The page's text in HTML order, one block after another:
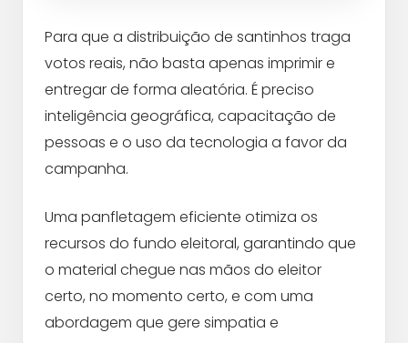
Para que a distribuição de santinhos traga
votos reais, não basta apenas imprimir e
entregar de forma aleatória. É preciso
inteligência geográfica, capacitação de
pessoas e o uso da tecnologia a favor da
campanha.
Uma panfletagem eficiente otimiza os
recursos do fundo eleitoral, garantindo que
o material chegue nas mãos do eleitor
certo, no momento certo, e com uma
abordagem que gere simpatia e